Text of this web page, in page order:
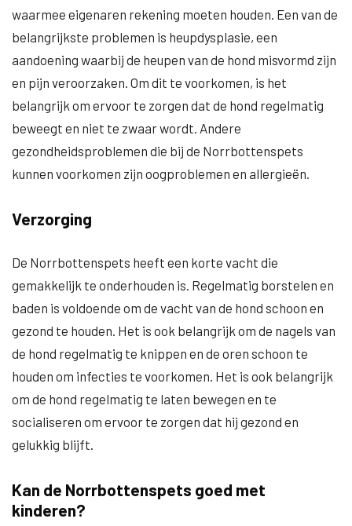
waarmee eigenaren rekening moeten houden. Een van de
belangrijkste problemen is heupdysplasie, een
aandoening waarbij de heupen van de hond misvormd zijn
en pijn veroorzaken. Om dit te voorkomen, is het
belangrijk om ervoor te zorgen dat de hond regelmatig
beweegt en niet te zwaar wordt. Andere
gezondheidsproblemen die bij de Norrbottenspets
kunnen voorkomen zijn oogproblemen en allergieën.
Verzorging
De Norrbottenspets heeft een korte vacht die
gemakkelijk te onderhouden is. Regelmatig borstelen en
baden is voldoende om de vacht van de hond schoon en
gezond te houden. Het is ook belangrijk om de nagels van
de hond regelmatig te knippen en de oren schoon te
houden om infecties te voorkomen. Het is ook belangrijk
om de hond regelmatig te laten bewegen en te
socialiseren om ervoor te zorgen dat hij gezond en
gelukkig blijft.
Kan de Norrbottenspets goed met
kinderen?